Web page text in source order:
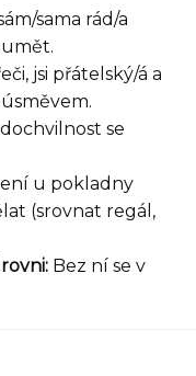
sama rád/a
jsi přátelský/á a
se
u pokladny
(srovnat regál,
Bez ní se v